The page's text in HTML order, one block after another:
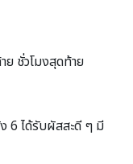
ย ชั่วโมงสุดท้าย
6 ได้รับผัสสะดี ๆ มี